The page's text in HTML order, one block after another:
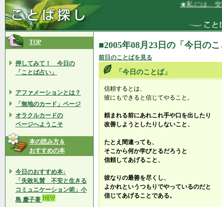
★私には、交
TOP
押してみて！ 今日の
「ことば占い」
アファメーションとは？
「無地のカード」ページ
オラクルカードの
ページへようこそ
本の読み方＆
おすすめの本
今日のおすすめ本↓
「失敗礼賛 不安と生きる
コミュニケーション術」小
島 慶子著
■2005年08月23日の「今日の
前日のことばを見る
「今日のことば」
信頼するとは、
彼にもできると信じてやること。
頼まれる前にあれこれ手や口を出したり
改善しようとしたりしないこと、
たとえ間違っても、
そこから何か学びとるだろうと
信頼してあげること、
彼なりの最善を尽くし、
よかれというつもりでやっているのだと
信じてあげることである。